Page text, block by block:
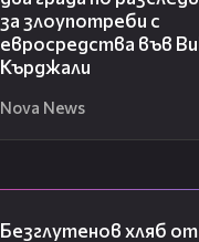
за злоупотреби с
евросредства във
Кърджали
Nova News
Безглутенов хляб от